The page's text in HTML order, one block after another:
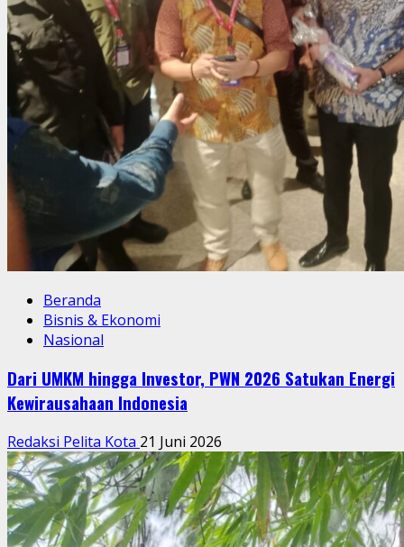
Beranda
Bisnis & Ekonomi
Nasional
Dari UMKM hingga Investor, PWN 2026 Satukan Energi
Kewirausahaan Indonesia
Redaksi Pelita Kota 21 Juni 2026